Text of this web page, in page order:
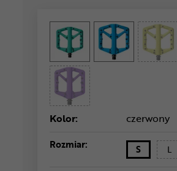
Kolor: czerwony
Rozmiar: S L